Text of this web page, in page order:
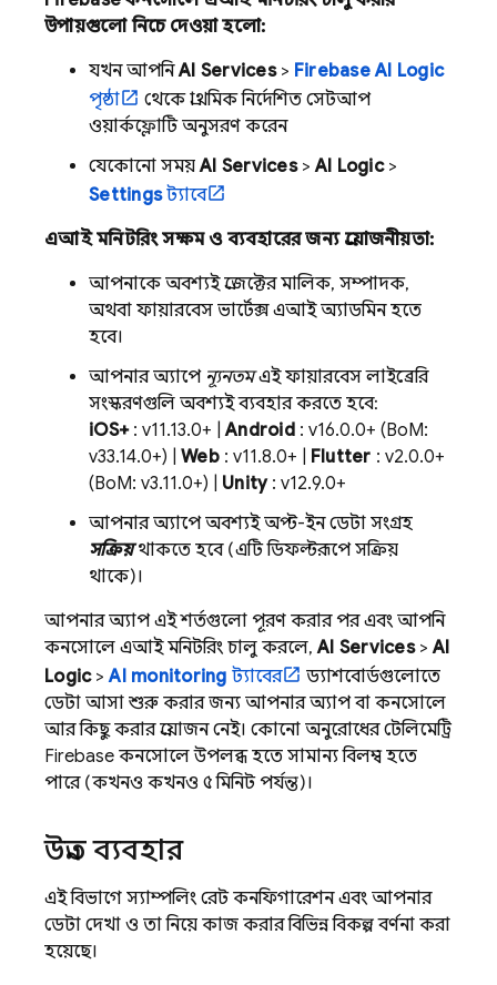
উপায়গুলো নিচে দেওয়া হলো:
যখন আপনিAI Services> Firebase AI Logic
পৃষ্ঠা
থেকে প্রাথমিক নির্দেশিত সেটআপ
ওয়ার্কফ্লোটি অনুসরণ করেন
যেকোনো সময়AI Services>AI Logic>
Settingsট্যাবে
এআই মনিটরিং সক্ষম ও ব্যবহারের জন্য প্রয়োজনীয়তা:
আপনাকে অবশ্যই প্রজেক্টের মালিক, সম্পাদক,
অথবা ফায়ারবেস ভার্টেক্স এআই অ্যাডমিন হতে
হবে।
আপনার অ্যাপে ন্যূনতমএই ফায়ারবেস লাইব্রেরি
সংস্করণগুলি অবশ্যই ব্যবহার করতে হবে:
iOS+: v11.13.0+ |Android: v16.0.0+ (BoM:
v33.14.0+) | Web: v11.8.0+ | Flutter : v2.0.0+
(BoM: v3.11.0+) | Unity: v12.9.0+
আপনার অ্যাপে অবশ্যই অপ্ট-ইন ডেটা সংগ্রহ
সক্রিয়থাকতে হবে (এটি ডিফল্টরূপে সক্রিয়
থাকে)।
আপনার অ্যাপ এই শর্তগুলো পূরণ করার পর এবং আপনি
কনসোলে এআই মনিটরিং চালু করলে,AI Services>AI
Logic>AI monitoring ট্যাবের
ড্যাশবোর্ডগুলোতে
ডেটা আসা শুরু করার জন্য আপনার অ্যাপ বা কনসোলে
আর কিছু করার প্রয়োজন নেই। কোনো অনুরোধের টেলিমেট্রি
Firebase কনসোলে উপলব্ধ হতে সামান্য বিলম্ব হতে
পারে (কখনও কখনও ৫ মিনিট পর্যন্ত)।
উন্নত ব্যবহার
এই বিভাগে স্যাম্পলিং রেট কনফিগারেশন এবং আপনার
ডেটা দেখা ও তা নিয়ে কাজ করার বিভিন্ন বিকল্প বর্ণনা করা
হয়েছে।